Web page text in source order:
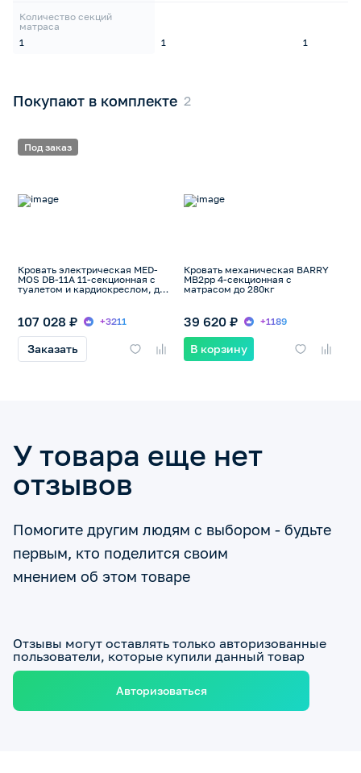
Количество секций
матраса
1
1 1
Покупают в комплекте
Под заказ
Кровать электрическая MED-
MOS DB-11А 11-секционная с
туалетом и кардиокреслом, до
107 028 ₽ +3211
Заказать
Кровать механическая BARRY
MB2pp 4-секционная с
матрасом до 280кг
39 620 ₽ +1189
В корзину
У товара еще нет
отзывов
Помогите другим людям с выбором - будьте
первым, кто поделится своим
мнением об этом товаре
Отзывы могут оставлять только авторизованные
пользователи, которые купили данный товар
Авторизоваться